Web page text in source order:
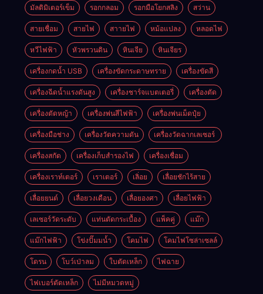
มัลติมิเตอร์เข็ม รอกกลอม รอกมือโยกสลิง สว่าน
สายเชื่อม สายไฟ สาายไฟ หม้อแปลง หลอดไฟ
หวีไฟฟ้า หัวพรวนดิน หินเจีย หินเจียร
เครื่องกดน้ำ USB เครื่องขัดกระดาษทราย เครื่องขัดสี
เครื่องฉีดน้ำแรงดันสูง เครื่องชาร์จแบตเตอรี่ เครื่องตัด
เครื่องตัดหญ้า เครื่องพ่นสีไฟฟ้า เครื่องพ่นเม็ดปุ๋ย
เครื่องมือช่าง เครื่องวัดความดัน เครื่องวัดฉากเลเซอร์
เครื่องสกัด เครื่องเก็บสํารองไฟ เครื่องเชื่อม
เครื่องเราท์เตอร์ เราเตอร์ เลิ่อย เลื่อยชักไร้สาย
เลื่อยยนต์ เลื่อยวงเดือน เลื่อยองศา เลื่อยไฟฟ้า
เลเซอร์วัดระดับ แท่นตัดกระเบื้อง แพ็คคู่ แม๊ก
แม๊กไฟฟ้า โข่งปั๊มมน้ำ โคมไฟ โคมไฟโซล่าเซลล์
โดรน โบว์เป่าลม ใบตัดเหล็ก ไฟฉาย
ไฟเบอร์ตัดเหล็ก ไม่มีหมวดหมู่